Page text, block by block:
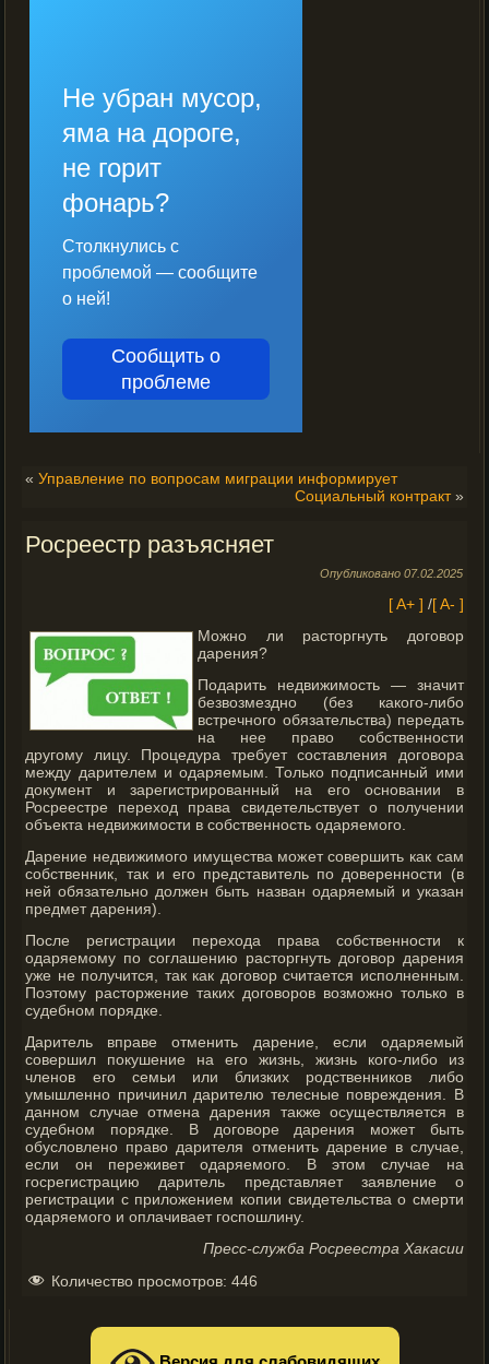
Не убран мусор,
яма на дороге,
не горит
фонарь?
Столкнулись с
проблемой — сообщите
о ней!
Сообщить о
проблеме
«Управление по вопросам миграции информирует
Социальный контракт»
Росреестр разъясняет
Опубликовано 07.02.2025
[ A+ ] /[ A- ]
Можно ли расторгнуть договор
дарения?
Подарить недвижимость — значит
безвозмездно (без какого-либо
встречного обязательства) передать
на нее право собственности
другому лицу. Процедура требует составления договора
между дарителем и одаряемым.Только подписанный ими
документ и зарегистрированный на его основании в
Росреестре переход права свидетельствует о получении
объекта недвижимости в собственность одаряемого.
Дарение недвижимого имущества может совершить как сам
собственник, так и его представитель по доверенности (в
ней обязательно должен быть назван одаряемый и указан
предмет дарения).
После регистрации перехода права собственности к
одаряемому по соглашению расторгнуть договор дарения
уже не получится, так как договор считается исполненным.
Поэтому расторжение таких договоров возможно только в
судебном порядке.
Даритель вправе отменить дарение, если одаряемый
совершил покушение на его жизнь, жизнь кого-либо из
членов его семьи или близких родственников либо
умышленно причинил дарителю телесные повреждения. В
данном случае отмена дарения также осуществляется в
судебном порядке. В договоре дарения может быть
обусловлено право дарителя отменить дарение в случае,
если он переживет одаряемого. В этом случае на
госрегистрацию даритель представляет заявление о
регистрации с приложением копии свидетельства о смерти
одаряемого и оплачивает госпошлину.
Пресс-служба Росреестра Хакасии
Количество просмотров: 446